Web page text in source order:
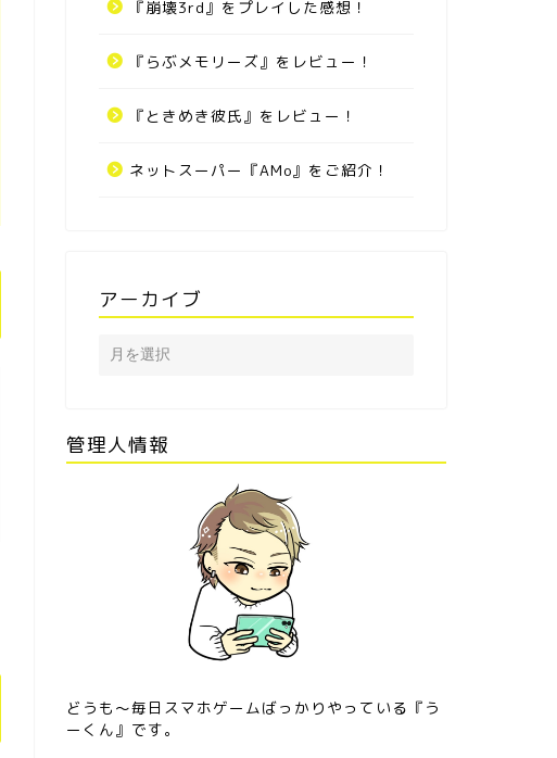
『崩壊3rd』をプレイした感想！
『らぶメモリーズ』をレビュー！
『ときめき彼氏』をレビュー！
ネットスーパー『AMo』をご紹介！
アーカイブ
管理人情報
どうも〜毎日スマホゲームばっかりやっている『う
ーくん』です。